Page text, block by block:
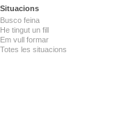
Situacions
Busco feina
He tingut un fill
Em vull formar
Totes les situacions